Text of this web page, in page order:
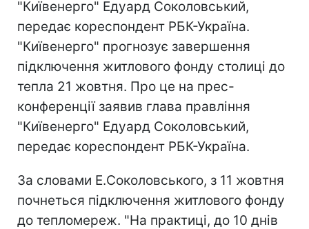
"Київенерго" Едуард Соколовський,
передає кореспондент РБК-Україна.
"Київенерго" прогнозує завершення
підключення житлового фонду столиці до
тепла 21 жовтня. Про це на прес-
конференції заявив глава правління
"Київенерго" Едуард Соколовський,
передає кореспондент РБК-Україна.
За словами Е.Соколовського, з 11 жовтня
почнеться підключення житлового фонду
до тепломереж. "На практиці, до 10 днів